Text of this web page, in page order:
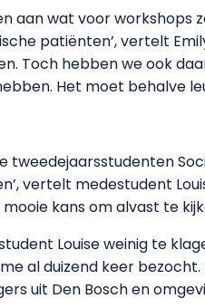
aan wat voor workshops
patiënten’, vertelt
Toch hebben we ook
Het moet behalve
vertelt medestudent
kans om alvast te
Louise weinig te
al duizend keer
uit Den Bosch en